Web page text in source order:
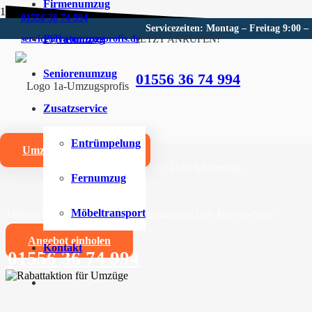
01556 36 74 994
service@1a-umzugsprofis.de
Servicezeiten: Montag – Freitag 9:00 –
JETZT ANRUFEN!
01556 36 74 994
Firmenumzug
Privatumzug
Seniorenumzug
Zusatzservice
Entrümpelung
Fernumzug
Möbeltransport
Kontakt
Umzugskostenrechner
Umzugsunternehmen für
Wir sind Ihr kompetentes Umzugsunternehmen für
Zuverlässige und professionelle Durchführung
Jahrelange Erfahrung und umfangreiches Know-how
Angebot einholen
01556 36 74 994